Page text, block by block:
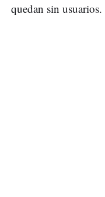
quedan sin usuarios.